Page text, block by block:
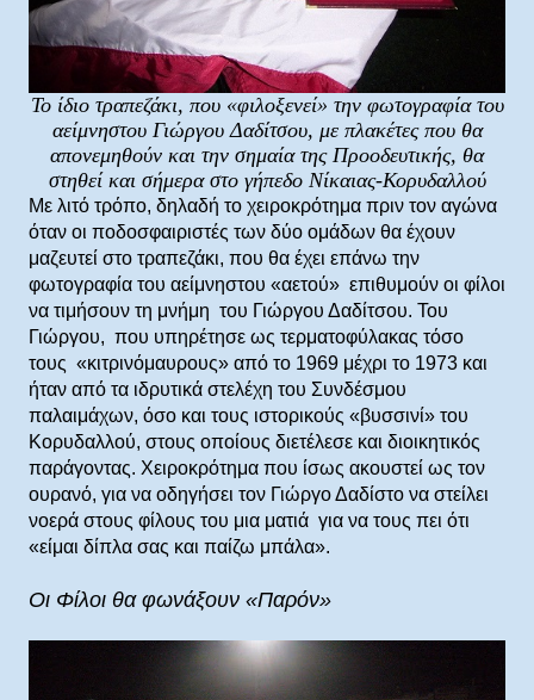
Το ίδιο τραπεζάκι, που «φιλοξενεί» την φωτογραφία του
αείμνηστου Γιώργου Δαδίτσου, με πλακέτες που θα
απονεμηθούν και την σημαία της Προοδευτικής, θα
στηθεί και σήμερα στο γήπεδο Νίκαιας-Κορυδαλλού
Με λιτό τρόπο, δηλαδή το χειροκρότημα πριν τον αγώνα
όταν οι ποδοσφαιριστές των δύο ομάδων θα έχουν
μαζευτεί στο τραπεζάκι, που θα έχει επάνω την
φωτογραφία του αείμνηστου «αετού» επιθυμούν οι φίλοι
να τιμήσουν τη μνήμη του Γιώργου Δαδίτσου. Του
Γιώργου, που υπηρέτησε ως τερματοφύλακας τόσο
τους «κιτρινόμαυρους» από το 1969 μέχρι το 1973 και
ήταν από τα ιδρυτικά στελέχη του Συνδέσμου
παλαιμάχων, όσο και τους ιστορικούς «βυσσινί» του
Κορυδαλλού, στους οποίους διετέλεσε και διοικητικός
παράγοντας. Χειροκρότημα που ίσως ακουστεί ως τον
ουρανό, για να οδηγήσει τον Γιώργο Δαδίστο να στείλει
νοερά στους φίλους του μια ματιά για να τους πει ότι
«είμαι δίπλα σας και παίζω μπάλα».
Οι Φίλοι θα φωνάξουν «Παρόν»